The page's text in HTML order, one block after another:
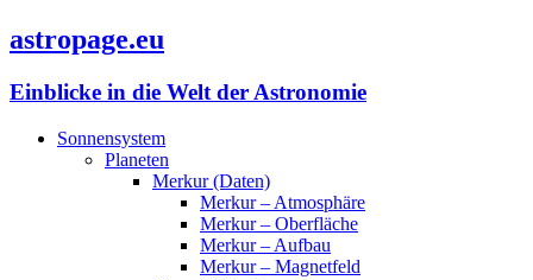
astropage.eu
Einblicke in die Welt der Astronomie
Sonnensystem
Planeten
Merkur (Daten)
Merkur – Atmosphäre
Merkur – Oberfläche
Merkur – Aufbau
Merkur – Magnetfeld